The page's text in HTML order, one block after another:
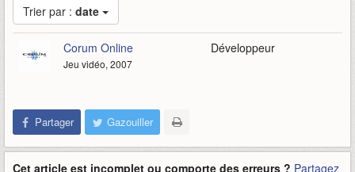
Trier par : date
Corum Online
Jeu vidéo, 2007
Développeur
Partager Gazouiller
Cet article est incomplet ou comporte des erreurs ? Partagez